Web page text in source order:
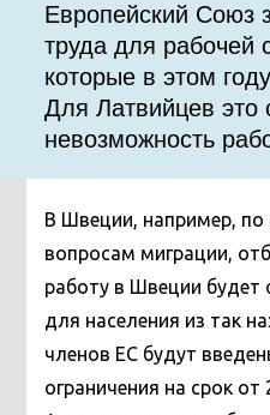
Европейский Союз
труда для рабочей
которые в этом
Для Латвийцев это
невозможность
В Швеции, например,
вопросам миграции,
работу в Швеции
для населения из так
членов ЕС будут
ограничения на срок от